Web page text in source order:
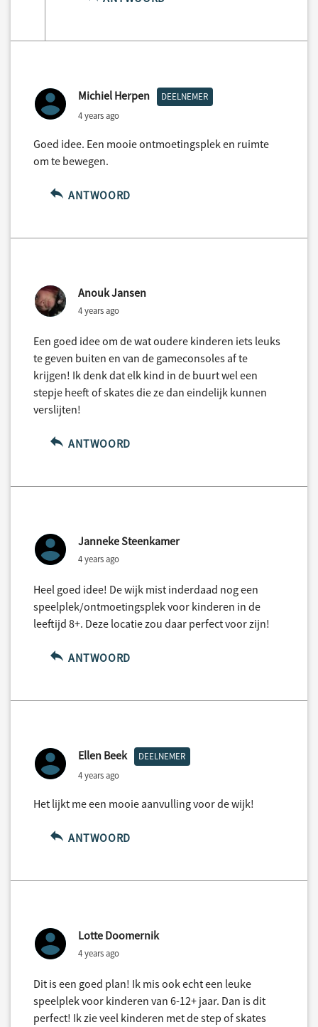
Michiel Herpen DEELNEMER
4 years ago
Goed idee. Een mooie ontmoetingsplek en ruimte
om te bewegen.
ANTWOORD
Anouk Jansen
4 years ago
Een goed idee om de wat oudere kinderen iets leuks
te geven buiten en van de gameconsoles af te
krijgen! Ik denk dat elk kind in de buurt wel een
stepje heeft of skates die ze dan eindelijk kunnen
verslijten!
ANTWOORD
Janneke Steenkamer
4 years ago
Heel goed idee! De wijk mist inderdaad nog een
speelplek/ontmoetingsplek voor kinderen in de
leeftijd 8+. Deze locatie zou daar perfect voor zijn!
ANTWOORD
Ellen Beek DEELNEMER
4 years ago
Het lijkt me een mooie aanvulling voor de wijk!
ANTWOORD
Lotte Doomernik
4 years ago
Dit is een goed plan! Ik mis ook echt een leuke
speelplek voor kinderen van 6-12+ jaar. Dan is dit
perfect! Ik zie veel kinderen met de step of skates